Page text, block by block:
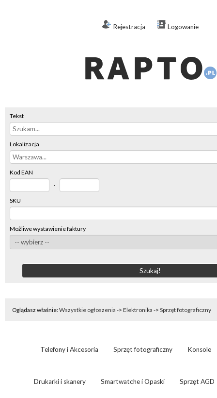
Rejestracja Logowanie
Tekst
Lokalizacja
Kod EAN
-
SKU
Możliwe wystawienie faktury
Oglądasz właśnie:Wszystkie ogłoszenia -> Elektronika -> Sprzęt fotograficzny
Telefony i Akcesoria Sprzęt fotograficzny Konsole
Drukarki i skanery Smartwatche i Opaski Sprzęt AGD